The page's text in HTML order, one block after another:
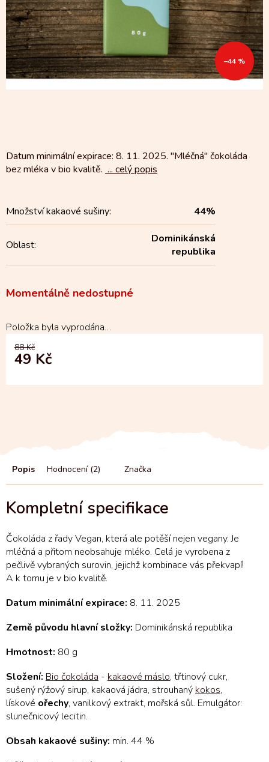
–44 %
Momentálně nedostupné
Položka byla vyprodána…
Datum minimální expirace: 8. 11. 2025. "Mléčná" čokoláda
bez mléka v bio kvalitě. ... celý popis
Množství kakaové sušiny: 44%
Oblast:
Dominikánská
republika
88 Kč
49 Kč
Popis Hodnocení (2) Značka
Čokoláda z řady Vegan, která ale potěší nejen vegany. Je
mléčná a přitom neobsahuje mléko. Celá je vyrobena z
pečlivě vybraných surovin, jejichž kombinace vás překvapí!
A k tomu je v bio kvalitě.
Datum minimální expirace: 8. 11. 2025
Země původu hlavní složky: Dominikánská republika
Hmotnost: 80 g
Složení: Bio čokoláda - kakaové máslo, třtinový cukr,
sušený rýžový sirup, kakaová jádra, strouhaný kokos,
lískové ořechy, vanilkový extrakt, mořská sůl. Emulgátor:
slunečnicový lecitin.
Obsah kakaové sušiny: min. 44 %